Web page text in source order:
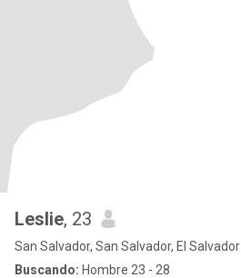
Leslie, 23
San Salvador, San Salvador, El Salvador
Buscando: Hombre 23 - 28